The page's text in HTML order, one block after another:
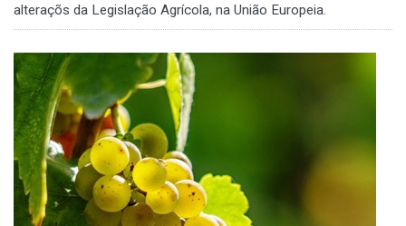
alteraçõs da Legislação Agrícola, na União Europeia.